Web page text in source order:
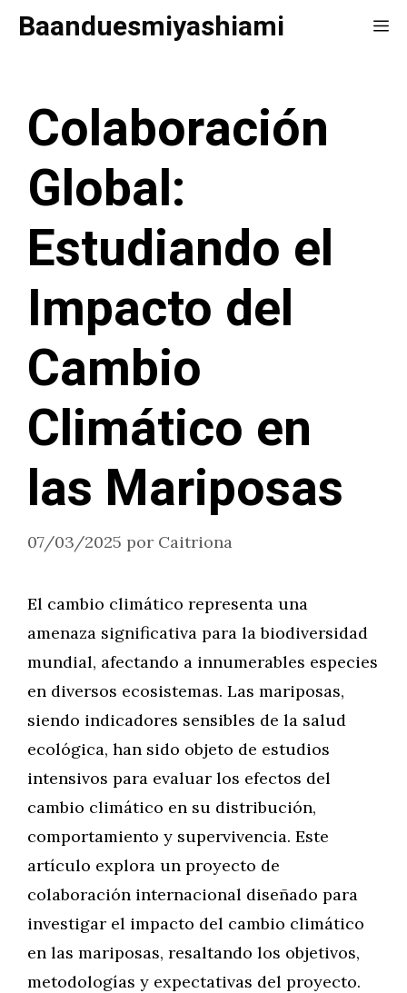
SaltarBaanduesmiyashiami
Colaboración
Global:
Estudiando el
Impacto del
Cambio
Climático en
las Mariposas
07/03/2025 por Caitriona
El cambio climático representa una
amenaza significativa para la biodiversidad
mundial, afectando a innumerables especies
en diversos ecosistemas. Las mariposas,
siendo indicadores sensibles de la salud
ecológica, han sido objeto de estudios
intensivos para evaluar los efectos del
cambio climático en su distribución,
comportamiento y supervivencia. Este
artículo explora un proyecto de
colaboración internacional diseñado para
investigar el impacto del cambio climático
en las mariposas, resaltando los objetivos,
metodologías y expectativas del proyecto.